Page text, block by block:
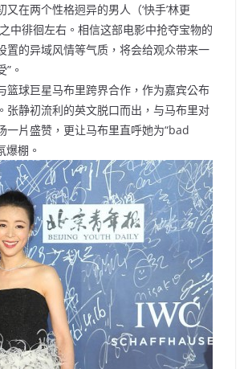
在两个性格迥异的男人（‘快手’林更
之中徘徊左右。相信这部电影中抢夺宝物的
置的异域风情等气质，将会给观众带来一
。
篮球巨星马布里跨界合作，作为嘉宾公布
张静初流利的英文脱口而出，与马布里对
一片盛赞，更让马布里直呼她为“bad
爆棚。